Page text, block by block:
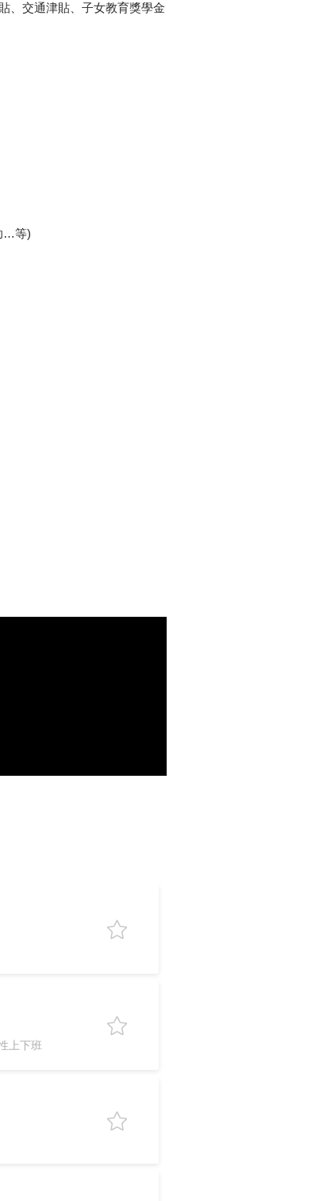
、交通津貼、子女教育獎學金
…等)
上下班